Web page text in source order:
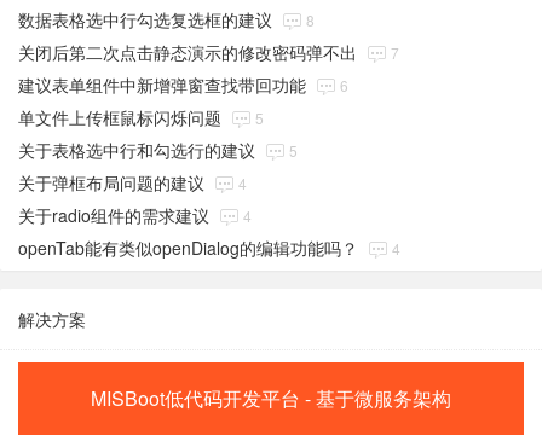
数据表格选中行勾选复选框的建议 8
关闭后第二次点击静态演示的修改密码弹不出 7
建议表单组件中新增弹窗查找带回功能 6
单文件上传框鼠标闪烁问题 5
关于表格选中行和勾选行的建议 5
关于弹框布局问题的建议 4
关于radio组件的需求建议 4
openTab能有类似openDialog的编辑功能吗？ 4
解决方案
MISBoot低代码开发平台 - 基于微服务架构